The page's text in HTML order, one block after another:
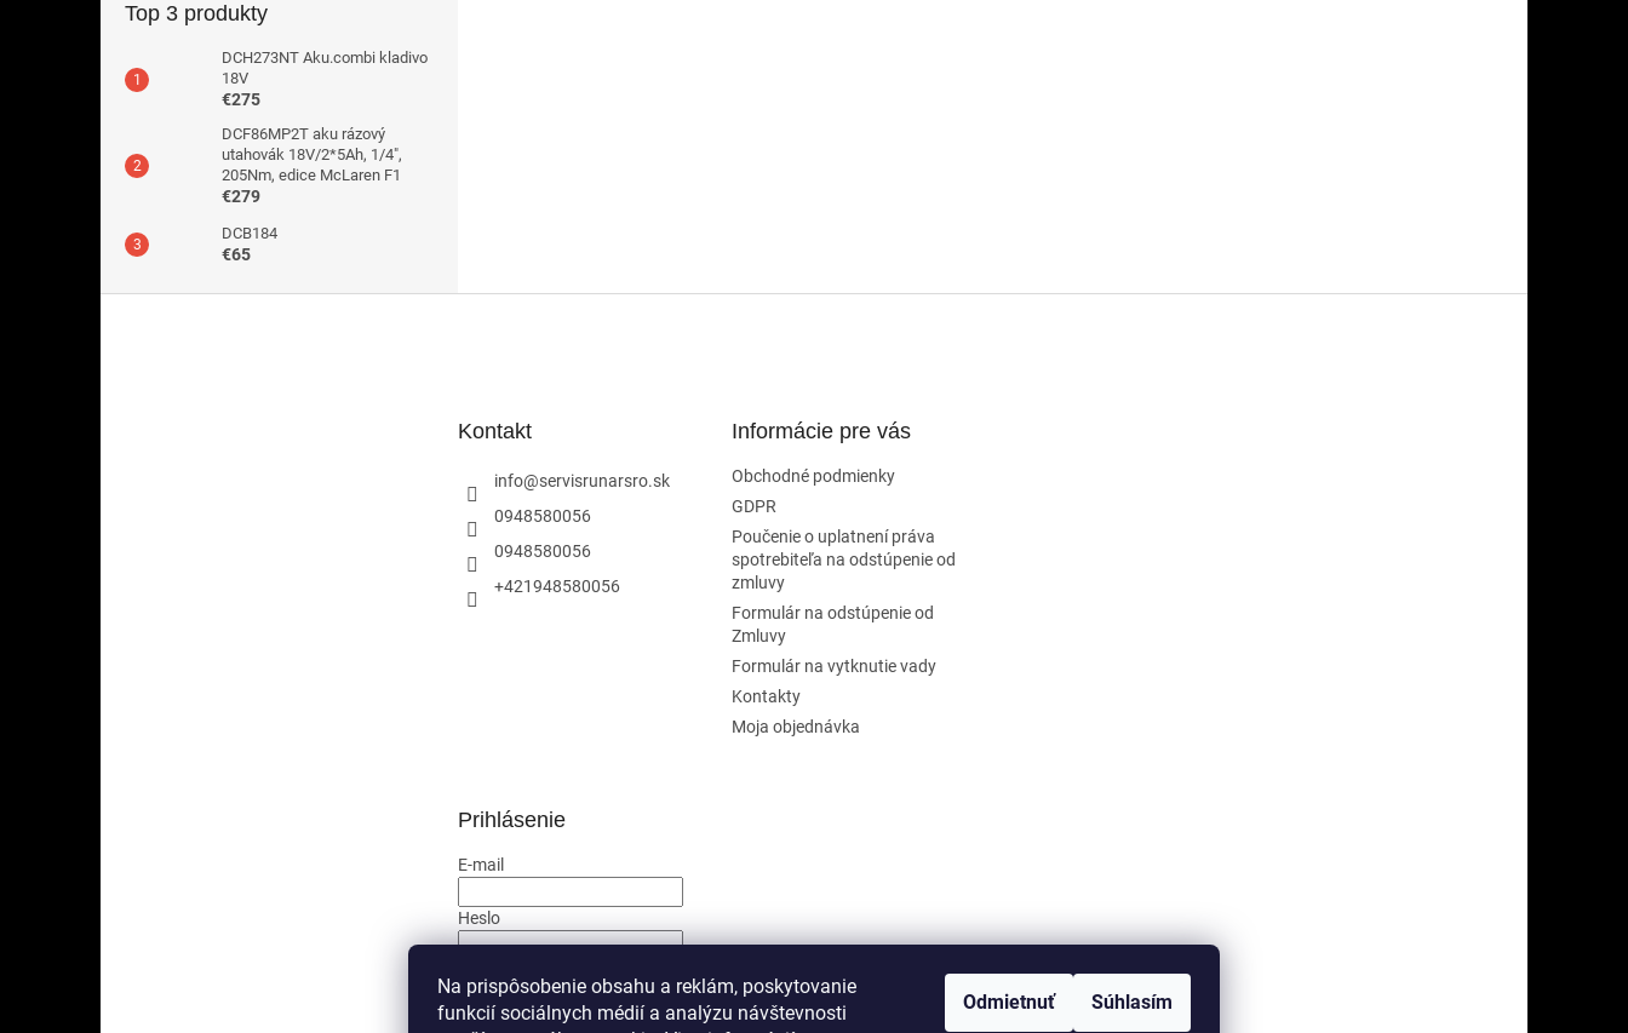
Na prispôsobenie obsahu a reklám, poskytovanie
funkcií sociálnych médií a analýzu návštevnosti
Odmietnuť Súhlasím
Top 3 produkty
DCH273NT Aku.combi kladivo
18V
€275
DCF86MP2T aku rázový
utahovák 18V/2*5Ah, 1/4",
205Nm, edice McLaren F1
€279
DCB184
€65
Kontakt
info@servisrunarsro.sk
0948580056
0948580056
+421948580056
Informácie pre vás
Obchodné podmienky
GDPR
Poučenie o uplatnení práva
spotrebiteľa na odstúpenie od
zmluvy
Formulár na odstúpenie od
Zmluvy
Formulár na vytknutie vady
Kontakty
Moja objednávka
Prihlásenie
E-mail
Heslo
PRIHLÁSIŤ SA
Nová registráciaZabudnuté heslo